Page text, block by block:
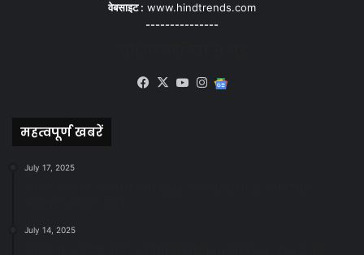
वेबसाइट : www.hindtrends.com
---------------
Facebook
X YouTubeInstagram
महत्वपूर्ण खबरें
July 17, 2025
July 14, 2025